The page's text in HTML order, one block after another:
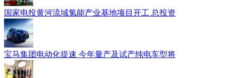
国家电投黄河流域氢能产业基地项目开工 总投资
宝马集团电动化提速 今年量产及试产纯电车型将